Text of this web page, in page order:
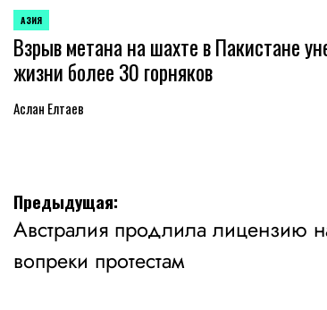
ОПУБЛИКОВАНО
В
АЗИЯ
Взрыв метана на шахте в Пакистане
жизни более 30 горняков
Аслан Елтаев
Навигация
по
записям
Предыдущая:
Австралия продлила лицензию
вопреки протестам